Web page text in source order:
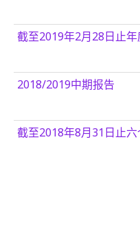
截至2019年2月28日止
2018/2019中期报告
截至2018年8月31日止